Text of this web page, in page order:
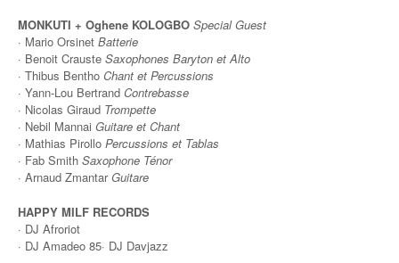
MONKUTI + Oghene KOLOGBO Special Guest
· Mario Orsinet Batterie
· Benoit Crauste Saxophones Baryton et Alto
· Thibus Bentho Chant et Percussions
· Yann-Lou Bertrand Contrebasse
· Nicolas Giraud Trompette
· Nebil Mannai Guitare et Chant
· Mathias Pirollo Percussions et Tablas
· Fab Smith Saxophone Ténor
· Arnaud ZmantarGuitare
HAPPY MILF RECORDS
· DJ Afroriot
· DJ Amadeo 85· DJ Davjazz